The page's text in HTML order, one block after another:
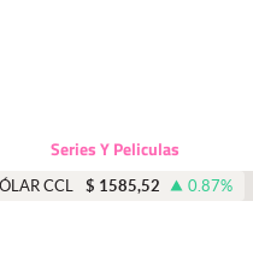
Series Y Peliculas
CCL $ 1585,52 0.87%